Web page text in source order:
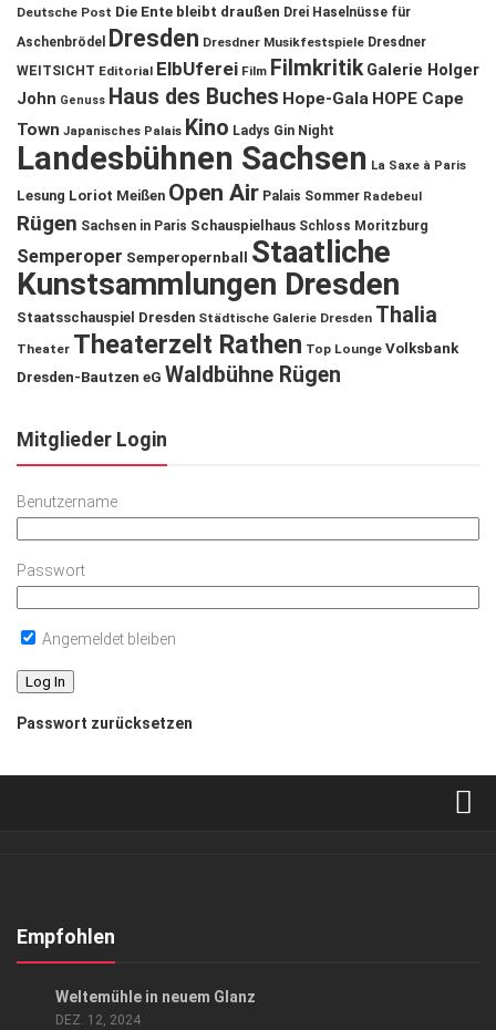
Deutsche Post Die Ente bleibt draußen Drei Haselnüsse für
Aschenbrödel
Dresden Dresdner Musikfestspiele Dresdner
WEITSICHT Editorial ElbUferei Film Filmkritik Galerie Holger
John Genuss Haus des Buches Hope-Gala HOPE Cape
Town Japanisches Palais Kino Ladys Gin Night
Landesbühnen Sachsen La Saxe à Paris
Lesung Loriot Meißen Open Air Palais Sommer Radebeul
Rügen Sachsen in Paris Schauspielhaus Schloss Moritzburg
Semperoper Semperopernball
Staatliche
Kunstsammlungen Dresden
Staatsschauspiel Dresden Städtische Galerie Dresden Thalia
Theater Theaterzelt Rathen Top Lounge Volksbank
Dresden-Bautzen eG Waldbühne Rügen
Mitglieder Login
Benutzername
Passwort
Angemeldet bleiben
Passwort zurücksetzen
Kontakt, Impressum
Empfohlen
Weltemühle in neuem Glanz
DEZ. 12, 2024